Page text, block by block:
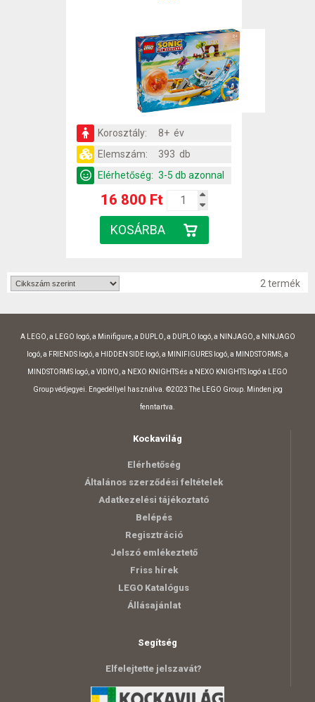
Korosztály:
8+ év
Elemszám:
393 db
Elérhetőség: 3-5 db azonnal
16 800 Ft
2 termék
A LEGO, a LEGO logó, a Minifigure, a DUPLO, a DUPLO logó, a NINJAGO, a NINJAGO
logó, a FRIENDS logó, a HIDDEN SIDE logó, a MINIFIGURES logó, a MINDSTORMS, a
MINDSTORMS logó, a VIDIYO, a NEXO KNIGHTS és a NEXO KNIGHTS logó a LEGO
Group védjegyei. Engedéllyel használva. ©2023 The LEGO Group. Minden jog
fenntartva.
Kockavilág
Elérhetőség
Általános szerződési feltételek
Adatkezelési tájékoztató
Belépés
Regisztráció
Jelszó emlékeztető
Friss hírek
LEGO Katalógus
Állásajánlat
Segítség
Elfelejtette jelszavát?